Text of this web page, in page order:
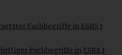
Fachbegriffe in ESRS 1
Fachbegriffe in ESRS 1